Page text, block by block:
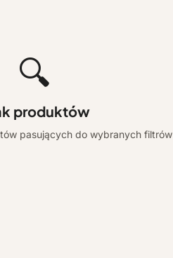
🔍
produktów
pasujących do wybranych filtrów